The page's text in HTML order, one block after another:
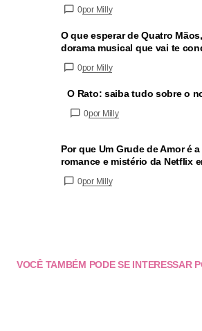
0por Milly
O que esperar de Quatro
dorama musical que vai te
0por Milly
O Rato: saiba tudo sobre o
0por Milly
Por que Um Grude de Amor é
romance e mistério da Netflix
0por Milly
VOCÊ TAMBÉM PODE SE INTERESSAR